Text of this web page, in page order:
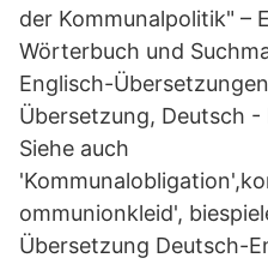
der Kommunalpolitik" –
Wörterbuch und
Englisch-
Übersetzung, Deutsch
Siehe auch
ommunionkleid',
Übersetzung Deutsch-